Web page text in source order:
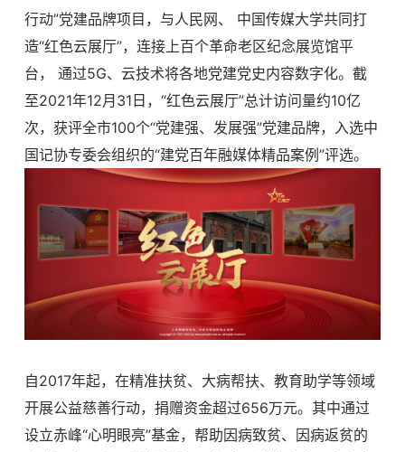
行动”党建品牌项目，与人民网、 中国传媒大学共同打
造“红色云展厅”，连接上百个革命老区纪念展览馆平
台， 通过5G、云技术将各地党建党史内容数字化。截
至2021年12月31日，“红色云展厅”总计访问量约10亿
次，获评全市100个“党建强、发展强”党建品牌，入选中
国记协专委会组织的“建党百年融媒体精品案例”评选。
自2017年起，在精准扶贫、大病帮扶、教育助学等领域
开展公益慈善行动，捐赠资金超过656万元。其中通过
设立赤峰“心明眼亮”基金，帮助因病致贫、因病返贫的